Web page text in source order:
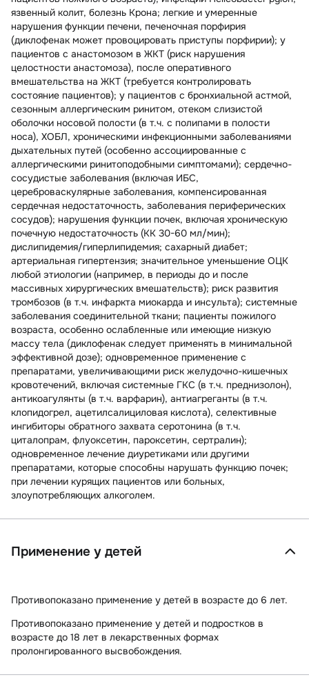
язвенный колит, болезнь Крона; легкие и умеренные
нарушения функции печени, печеночная порфирия
(диклофенак может провоцировать приступы порфирии); у
пациентов с анастомозом в ЖКТ (риск нарушения
целостности анастомоза), после оперативного
вмешательства на ЖКТ (требуется контролировать
состояние пациентов); у пациентов с бронхиальной астмой,
сезонным аллергическим ринитом, отеком слизистой
оболочки носовой полости (в т.ч. с полипами в полости
носа), ХОБЛ, хроническими инфекционными заболеваниями
дыхательных путей (особенно ассоциированные с
аллергическими ринитоподобными симптомами); сердечно-
сосудистые заболевания (включая ИБС,
цереброваскулярные заболевания, компенсированная
сердечная недостаточность, заболевания периферических
сосудов); нарушения функции почек, включая хроническую
почечную недостаточность (КК 30-60 мл/мин);
дислипидемия/гиперлипидемия; сахарный диабет;
артериальная гипертензия; значительное уменьшение ОЦК
любой этиологии (например, в периоды до и после
массивных хирургических вмешательств); риск развития
тромбозов (в т.ч. инфаркта миокарда и инсульта); системные
заболевания соединительной ткани; пациенты пожилого
возраста, особенно ослабленные или имеющие низкую
массу тела (диклофенак следует применять в минимальной
эффективной дозе); одновременное применение с
препаратами, увеличивающими риск желудочно-кишечных
кровотечений, включая системные ГКС (в т.ч. преднизолон),
антикоагулянты (в т.ч. варфарин), антиагреганты (в т.ч.
клопидогрел, ацетилсалициловая кислота), селективные
ингибиторы обратного захвата серотонина (в т.ч.
циталопрам, флуоксетин, пароксетин, сертралин);
одновременное лечение диуретиками или другими
препаратами, которые способны нарушать функцию почек;
при лечении курящих пациентов или больных,
злоупотребляющих алкоголем.
Применение у детей
Противопоказано применение у детей в возрасте до 6 лет.
Противопоказано применение у детей и подростков в
возрасте до 18 лет в лекарственных формах
пролонгированного высвобождения.